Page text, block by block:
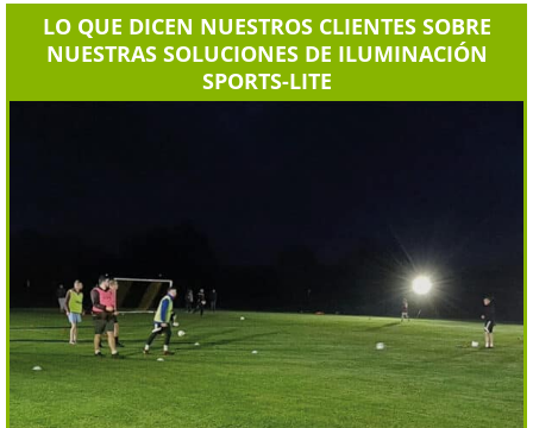
LO QUE DICEN NUESTROS CLIENTES SOBRE
NUESTRAS SOLUCIONES DE ILUMINACIÓN
SPORTS-LITE